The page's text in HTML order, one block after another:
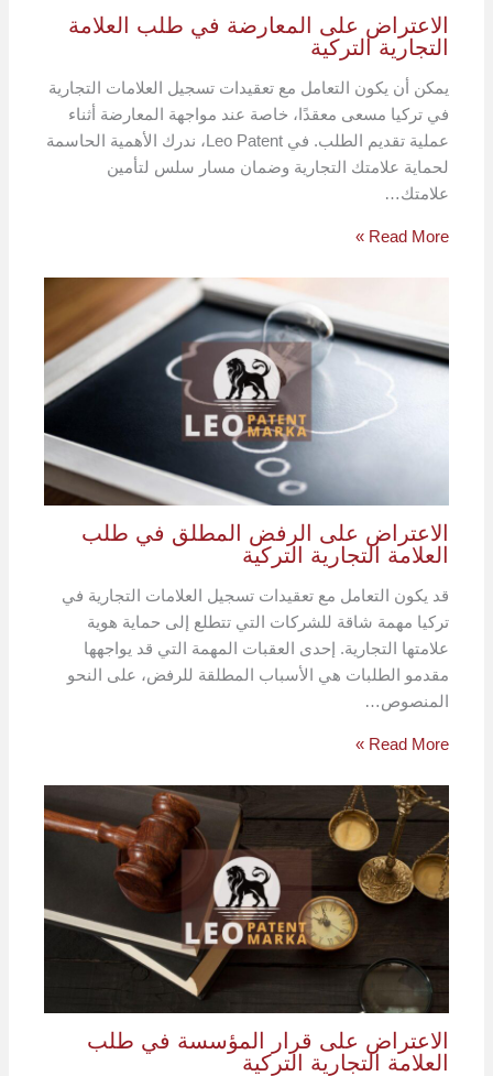
الاعتراض على المعارضة في طلب العلامة
التجارية التركية
يمكن أن يكون التعامل مع تعقيدات تسجيل العلامات التجارية
في تركيا مسعى معقدًا، خاصة عند مواجهة المعارضة أثناء
عملية تقديم الطلب. في Leo Patent، ندرك الأهمية الحاسمة
لحماية علامتك التجارية وضمان مسار سلس لتأمين
علامتك…
Read More »
الاعتراض على الرفض المطلق في طلب
العلامة التجارية التركية
قد يكون التعامل مع تعقيدات تسجيل العلامات التجارية في
تركيا مهمة شاقة للشركات التي تتطلع إلى حماية هوية
علامتها التجارية. إحدى العقبات المهمة التي قد يواجهها
مقدمو الطلبات هي الأسباب المطلقة للرفض، على النحو
المنصوص…
Read More »
الاعتراض على قرار المؤسسة في طلب
العلامة التجارية التركية